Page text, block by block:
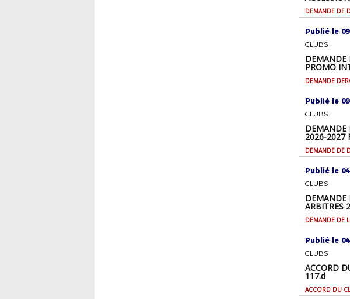
Publié le
CLUBS
DEMANDE
PROMO
Publié le
CLUBS
DEMANDE
2026-2027
Publié le
CLUBS
DEMANDE
ARBITRES
Publié le
CLUBS
ACCORD
117.d
ACCORD DU